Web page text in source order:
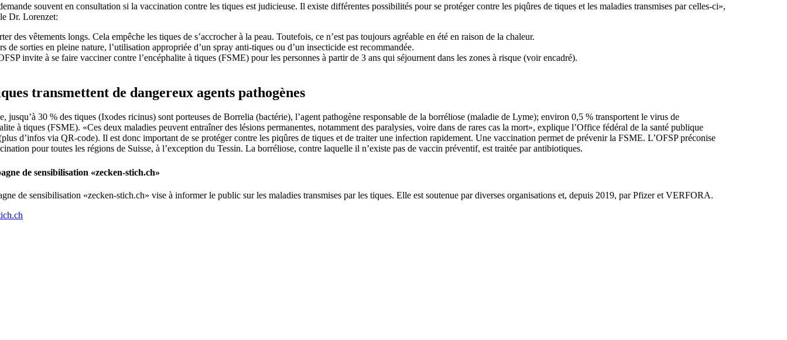
souvent en consultation si la vaccination contre les tiques est judicieuse. Il existe différentes possibilités pour se protéger contre les piqûres de tiques et les maladies transmises par celles-ci»,
Dr. Lorenzet:
des vêtements longs. Cela empêche les tiques de s’accrocher à la peau. Toutefois, ce n’est pas toujours agréable en été en raison de la chaleur.
de sorties en pleine nature, l’utilisation appropriée d’un spray anti-tiques ou d’un insecticide est recommandée.
invite à se faire vacciner contre l’encéphalite à tiques (FSME) pour les personnes à partir de 3 ans qui séjournent dans les zones à risque (voir encadré).
transmettent de dangereux agents pathogènes
jusqu’à 30 % des tiques (Ixodes ricinus) sont porteuses de Borrelia (bactérie), l’agent pathogène responsable de la borréliose (maladie de Lyme); environ 0,5 % transportent le virus de
à tiques (FSME). «Ces deux maladies peuvent entraîner des lésions permanentes, notamment des paralysies, voire dans de rares cas la mort», explique l’Office fédéral de la santé publique
d’infos via QR-code). Il est donc important de se protéger contre les piqûres de tiques et de traiter une infection rapidement. Une vaccination permet de prévenir la FSME. L’OFSP préconise
pour toutes les régions de Suisse, à l’exception du Tessin. La borréliose, contre laquelle il n’existe pas de vaccin préventif, est traitée par antibiotiques.
de sensibilisation «zecken-stich.ch»
de sensibilisation «zecken-stich.ch» vise à informer le public sur les maladies transmises par les tiques. Elle est soutenue par diverses organisations et, depuis 2019, par Pfizer et VERFORA.